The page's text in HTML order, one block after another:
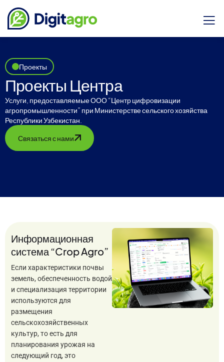
Проекты
Проекты Центра
Услуги, предоставляемые ООО “Центр цифровизации
агропромышленности” при Министерстве сельского хозяйства
Республики Узбекистан.
Связаться с нами
Информационная
система “Crop Agro”
Если характеристики почвы
земель, обеспеченность водой
и специализация территории
используются для
размещения
сельскохозяйственных
культур, то есть для
планирования урожая на
следующий год, это